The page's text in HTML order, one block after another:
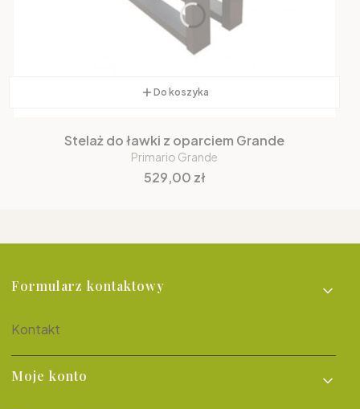
Do koszyka
Stelaż do ławki z oparciem Grande
Primario Grande
Cena
529,00 zł
Linki w stopce
Formularz kontaktowy
Kontakt
Moje konto